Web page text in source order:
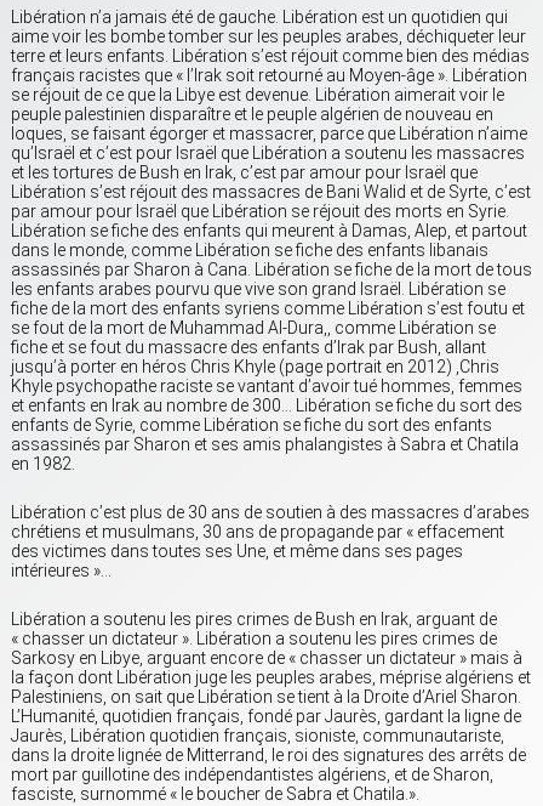
Libération n’a jamais été de gauche. Libération est un quotidien qui
aime voir les bombe tomber sur les peuples arabes, déchiqueter leur
terre et leurs enfants. Libération s’est réjouit comme bien des médias
français racistes que « l’Irak soit retourné au Moyen-âge ». Libération
se réjouit de ce que la Libye est devenue. Libération aimerait voir le
peuple palestinien disparaître et le peuple algérien de nouveau en
loques, se faisant égorger et massacrer, parce que Libération n’aime
qu’Israël et c’est pour Israël que Libération a soutenu les massacres
et les tortures de Bush en Irak, c’est par amour pour Israël que
Libération s’est réjouit des massacres de Bani Walid et de Syrte, c’est
par amour pour Israël que Libération se réjouit des morts en Syrie.
Libération se fiche des enfants qui meurent à Damas, Alep, et partout
dans le monde, comme Libération se fiche des enfants libanais
assassinés par Sharon à Cana. Libération se fiche de la mort de tous
les enfants arabes pourvu que vive son grand Israël. Libération se
fiche de la mort des enfants syriens comme Libération s’est foutu et
se fout de la mort de Muhammad Al-Dura,, comme Libération se
fiche et se fout du massacre des enfants d’Irak par Bush, allant
jusqu’à porter en héros Chris Khyle (page portrait en 2012) ,Chris
Khyle psychopathe raciste se vantant d’avoir tué hommes, femmes
et enfants en Irak au nombre de 300… Libération se fiche du sort des
enfants de Syrie, comme Libération se fiche du sort des enfants
assassinés par Sharon et ses amis phalangistes à Sabra et Chatila
en 1982.
Libération c’est plus de 30 ans de soutien à des massacres d’arabes
chrétiens et musulmans, 30 ans de propagande par « effacement
des victimes dans toutes ses Une, et même dans ses pages
intérieures »…
Libération a soutenu les pires crimes de Bush en Irak, arguant de
« chasser un dictateur ». Libération a soutenu les pires crimes de
Sarkosy en Libye, arguant encore de « chasser un dictateur » mais à
la façon dont Libération juge les peuples arabes, méprise algériens et
Palestiniens, on sait que Libération se tient à la Droite d’Ariel Sharon.
L’Humanité, quotidien français, fondé par Jaurès, gardant la ligne de
Jaurès, Libération quotidien français, sioniste, communautariste,
dans la droite lignée de Mitterrand, le roi des signatures des arrêts de
mort par guillotine des indépendantistes algériens, et de Sharon,
fasciste, surnommé « le boucher de Sabra et Chatila.».